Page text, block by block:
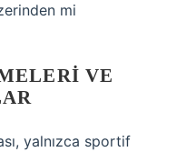
mi
VE
yalnızca sportif